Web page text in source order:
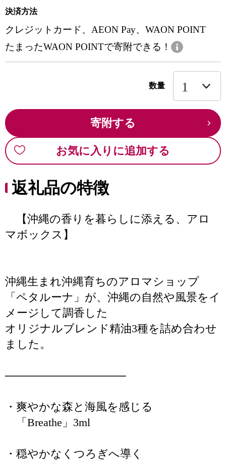
決済方法
クレジットカード、AEON Pay、WAON POINT
たまったWAON POINTで寄附できる！
数量
寄附する
お気に入りに追加する
返礼品の特徴
【沖縄の香りを暮らしに添える、アロ
マボックス】
沖縄生まれ沖縄育ちのアロマショップ
「ペタルーナ」が、沖縄の自然や風景をイ
メージして調香した
オリジナルブレンド精油3種を詰め合わせ
ました。
───────────────
・爽やかな森と海風を感じる
「Breathe」3ml
・穏やかなくつろぎへ導く